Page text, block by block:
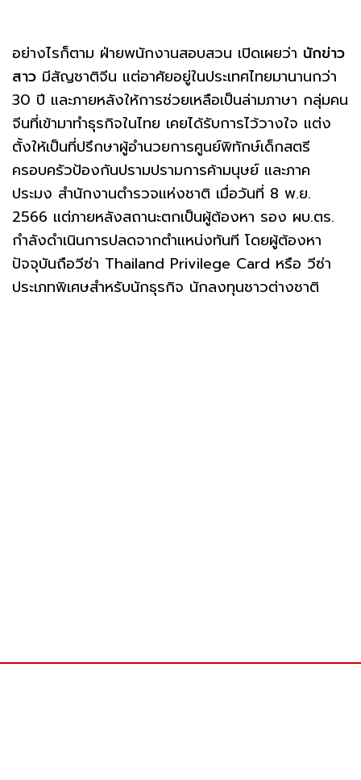
อย่างไรก็ตาม ฝ่ายพนักงานสอบสวน เปิดเผยว่า นักข่าว
สาว มีสัญชาติจีน แต่อาศัยอยู่ในประเทศไทยมานานกว่า
30 ปี และภายหลังให้การช่วยเหลือเป็นล่ามภาษา กลุ่มคน
จีนที่เข้ามาทำธุรกิจในไทย เคยได้รับการไว้วางใจ แต่ง
ตั้งให้เป็นที่ปรึกษาผู้อำนวยการศูนย์พิทักษ์เด็กสตรี
ครอบครัวป้องกันปรามปรามการค้ามนุษย์ และภาค
ประมง สำนักงานตำรวจแห่งชาติ เมื่อวันที่ 8 พ.ย.
2566 แต่ภายหลังสถานะตกเป็นผู้ต้องหา รอง ผบ.ตร.
กำลังดำเนินการปลดจากตำแหน่งทันที โดยผู้ต้องหา
ปัจจุบันถือวีซ่า Thailand Privilege Card หรือ วีซ่า
ประเภทพิเศษสำหรับนักธุรกิจ นักลงทุนชาวต่างชาติ